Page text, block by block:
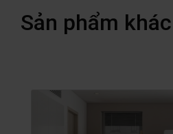
Sản phẩm khác